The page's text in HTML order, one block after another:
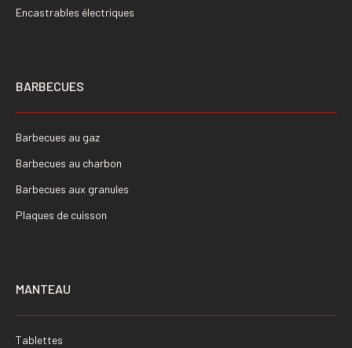
Encastrables électriques
BARBECUES
Barbecues au gaz
Barbecues au charbon
Barbecues aux granules
Plaques de cuisson
MANTEAU
Tablettes